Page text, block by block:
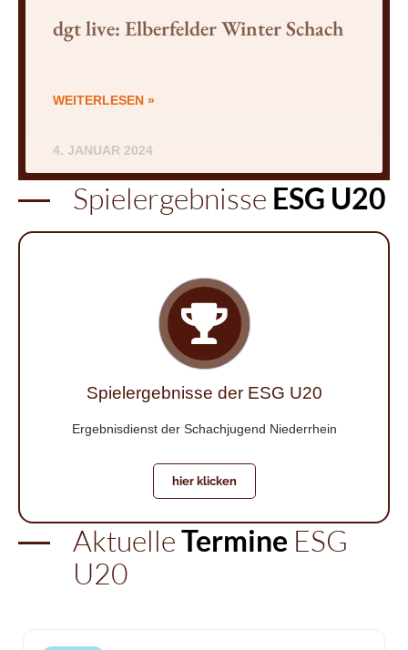
dgt live: Elberfelder Winter Schach
WEITERLESEN »
4. JANUAR 2024
Spielergebnisse ESG U20
Spielergebnisse der ESG U20
Ergebnisdienst der Schachjugend Niederrhein
hier klicken
AktuelleTermine ESG
U20